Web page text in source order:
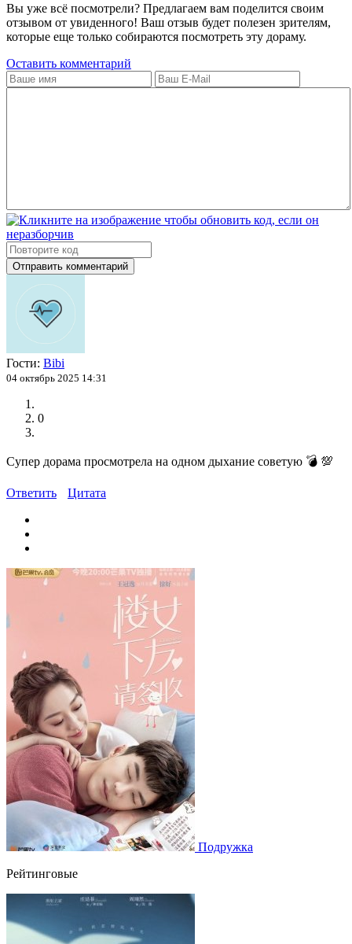
Вы уже всё посмотрели? Предлагаем вам поделится своим
отзывом от увиденного! Ваш отзыв будет полезен зрителям,
которые еще только собираются посмотреть эту дораму.
Оставить комментарий
Отправить комментарий
Гости: Bibi
04 октябрь 2025 14:31
0
Супер дорама просмотрела на одном дыхание советую 💣 💯
Ответить Цитата
Подружка
Рейтинговые